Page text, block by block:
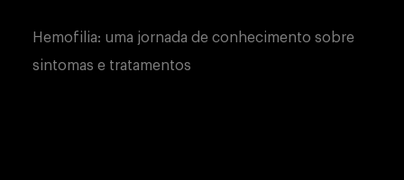
Hemofilia: uma jornada de conhecimento sobre
sintomas e tratamentos